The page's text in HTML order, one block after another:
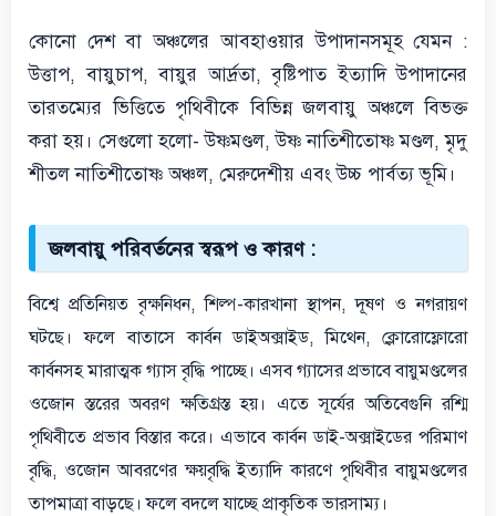
কোনো দেশ বা অঞ্চলের আবহাওয়ার উপাদানসমূহ যেমন :
উত্তাপ, বায়ুচাপ, বায়ুর আর্দ্রতা, বৃষ্টিপাত ইত্যাদি উপাদানের
তারতম্যের ভিত্তিতে পৃথিবীকে বিভিন্ন জলবায়ু অঞ্চলে বিভক্ত
করা হয়। সেগুলো হলো- উষ্ণমণ্ডল, উষ্ণ নাতিশীতোষ্ণ মণ্ডল, মৃদু
শীতল নাতিশীতোষ্ণ অঞ্চল, মেরুদেশীয় এবং উচ্চ পার্বত্য ভূমি।
জলবায়ু পরিবর্তনের স্বরূপ ও কারণ :
বিশ্বে প্রতিনিয়ত বৃক্ষনিধন, শিল্প-কারখানা স্থাপন, দূষণ ও নগরায়ণ
ঘটছে। ফলে বাতাসে কার্বন ডাইঅক্সাইড, মিথেন, ক্লোরোফ্লোরো
কার্বনসহ মারাত্মক গ্যাস বৃদ্ধি পাচ্ছে। এসব গ্যাসের প্রভাবে বায়ুমণ্ডলের
ওজোন স্তরের অবরণ ক্ষতিগ্রস্ত হয়। এতে সূর্যের অতিবেগুনি রশ্মি
পৃথিবীতে প্রভাব বিস্তার করে। এভাবে কার্বন ডাই-অক্সাইডের পরিমাণ
বৃদ্ধি, ওজোন আবরণের ক্ষয়বৃদ্ধি ইত্যাদি কারণে পৃথিবীর বায়ুমণ্ডলের
তাপমাত্রা বাড়ছে। ফলে বদলে যাচ্ছে প্রাকৃতিক ভারসাম্য।